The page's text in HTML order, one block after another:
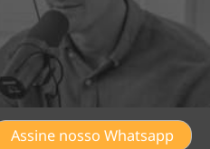
Assine nosso Whatsapp